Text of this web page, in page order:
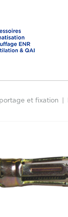
et fixation